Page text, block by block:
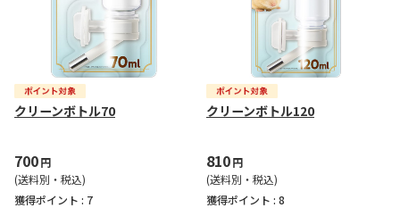
クリーンボトル70
700円
(送料別・税込)
獲得ポイント : 7
クリーンボトル120
810円
(送料別・税込)
獲得ポイント : 8